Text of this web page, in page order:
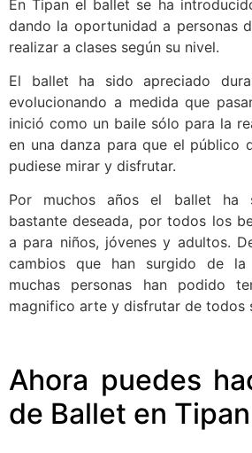
En Tipan el ballet se ha
dando la oportunidad a personas
realizar a clases según su nivel.
El ballet ha sido apreciado
evolucionando a medida que
inició como un baile sólo para la
en una danza para que el público
pudiese mirar y disfrutar.
Por muchos años el ballet ha
bastante deseada, por todos los
a para niños, jóvenes y adultos.
cambios que han surgido de
muchas personas han podido
magnifico arte y disfrutar de todos
Ahora puedes
de Ballet en Tipan